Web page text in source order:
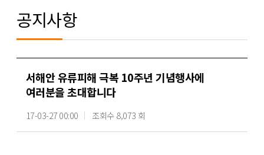
공지사항
서해안 유류피해 극복 10주년 기념행사에
여러분을 초대합니다
17-03-27 00:00 조회수 8,073 회